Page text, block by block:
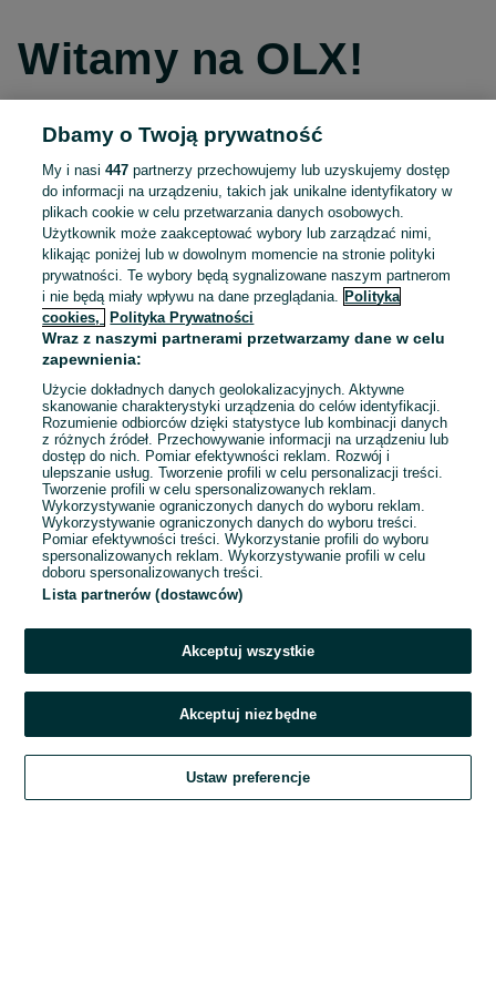
Witamy na OLX!
Kontynuuj przez Facebooka
Kontynuuj przez konto Apple
Kontynuuj przez konto Google
LUB
E-mail
Hasło
Zaloguj się
Kontynuując za pośrednictwem jednego z dostawców wskazanych powyżej,
OLX.pl w jego aktualnym brzmieniu.
Dbamy o Twoją prywatność
My i nasi447 partnerzy przechowujemy lub uzyskujemy dostęp
do informacji na urządzeniu, takich jak unikalne identyfikatory w
plikach cookie w celu przetwarzania danych osobowych.
Użytkownik może zaakceptować wybory lub zarządzać nimi,
klikając poniżej lub w dowolnym momencie na stronie polityki
prywatności. Te wybory będą sygnalizowane naszym partnerom
i nie będą miały wpływu na dane przeglądania.
Polityka
cookies,
Polityka Prywatności
Wraz z naszymi partnerami przetwarzamy dane w celu
zapewnienia:
Użycie dokładnych danych geolokalizacyjnych. Aktywne
skanowanie charakterystyki urządzenia do celów identyfikacji.
Rozumienie odbiorców dzięki statystyce lub kombinacji danych
z różnych źródeł. Przechowywanie informacji na urządzeniu lub
dostęp do nich. Pomiar efektywności reklam. Rozwój i
ulepszanie usług. Tworzenie profili w celu personalizacji treści.
Tworzenie profili w celu spersonalizowanych reklam.
Wykorzystywanie ograniczonych danych do wyboru reklam.
Wykorzystywanie ograniczonych danych do wyboru treści.
Pomiar efektywności treści. Wykorzystanie profili do wyboru
spersonalizowanych reklam. Wykorzystywanie profili w celu
doboru spersonalizowanych treści.
Lista partnerów (dostawców)
Akceptuj wszystkie
Akceptuj niezbędne
Ustaw preferencje